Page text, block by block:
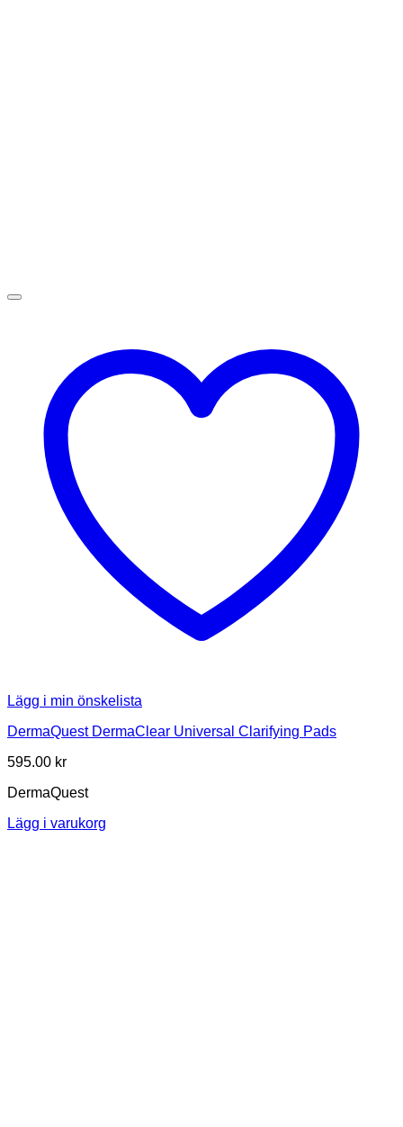
Lägg i min önskelista
DermaQuest DermaClear Universal Clarifying Pads
595.00 kr
DermaQuest
Lägg i varukorg